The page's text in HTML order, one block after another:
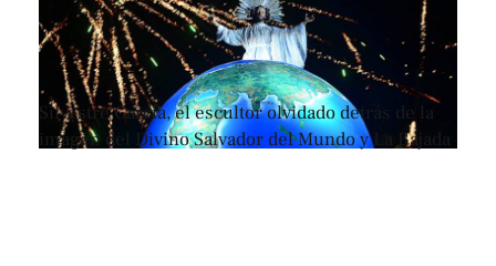
Silvestre García, el escultor olvidado detrás de la
imagen del Divino Salvador del Mundo y La Bajada